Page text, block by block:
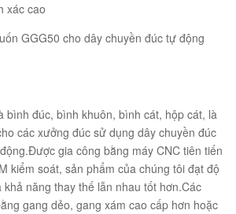
xác cao
GGG50 cho dây chuyền đúc tự động
bình đúc, bình khuôn, bình cát, hộp cát, là
các xưởng đúc sử dụng dây chuyền đúc
gia công bằng máy CNC tiên tiến
kiểm soát, sản phẩm của chúng tôi đạt độ
năng thay thế lẫn nhau tốt hơn.Các
gang dẻo, gang xám cao cấp hơn hoặc